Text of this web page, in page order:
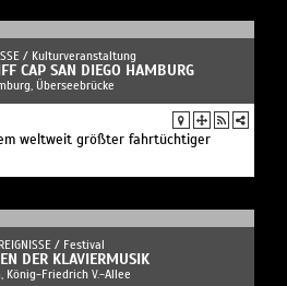
/ Kulturveranstaltung
CAP SAN DIEGO HAMBURG
Überseebrücke
weltweit größter fahrtüchtiger
/ Festival
DER KLAVIERMUSIK
König-Friedrich V.-Allee